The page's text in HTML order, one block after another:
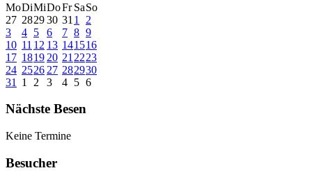
MoDiMiDoFr SaSo
27 282930 31 1
2
3
4 5 6 7 8 9
10 11 12 13 141516
17 1819 20 21 2223
24 2526 27 282930
31
1 2 3 4 5 6
Nächste Besen
Keine Termine
Besucher